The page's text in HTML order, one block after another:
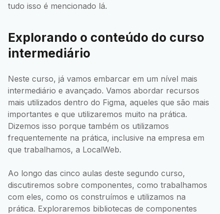
tudo isso é mencionado lá.
Explorando o conteúdo do curso
intermediário
Neste curso, já vamos embarcar em um nível mais
intermediário e avançado. Vamos abordar recursos
mais utilizados dentro do Figma, aqueles que são mais
importantes e que utilizaremos muito na prática.
Dizemos isso porque também os utilizamos
frequentemente na prática, inclusive na empresa em
que trabalhamos, a LocalWeb.
Ao longo das cinco aulas deste segundo curso,
discutiremos sobre componentes, como trabalhamos
com eles, como os construímos e utilizamos na
prática. Exploraremos bibliotecas de componentes